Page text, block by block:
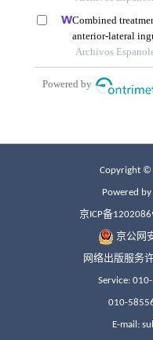
Copyright ©
Powered by
京ICP备
京公网
网络出版服务
Service:
010-
E-mail: